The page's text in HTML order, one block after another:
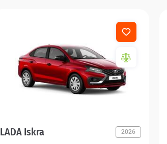
LADA Iskra 2026